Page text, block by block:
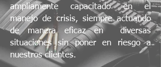
ampliamente capacitado en el
manejo de crisis, siempre actuando
de manera eficaz en diversas
situaciones sin poner en riesgo a
nuestros clientes.